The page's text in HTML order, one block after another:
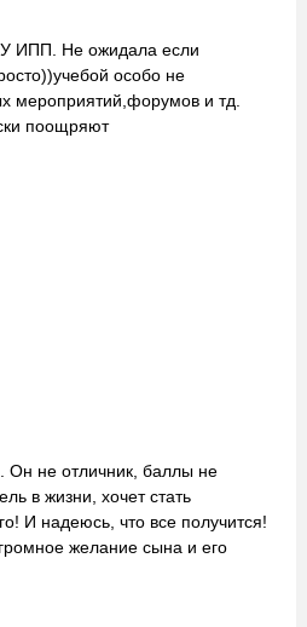
ИПП. Не ожидала если
особо не
мероприятий,форумов и тд.
поощряют
Он не отличник, баллы не
в жизни, хочет стать
И надеюсь, что все получится!
желание сына и его